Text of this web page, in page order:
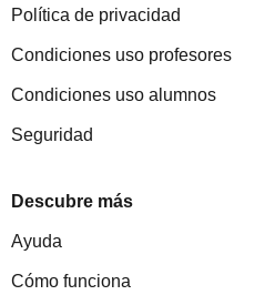
Política de privacidad
Condiciones uso profesores
Condiciones uso alumnos
Seguridad
Descubre más
Ayuda
Cómo funciona